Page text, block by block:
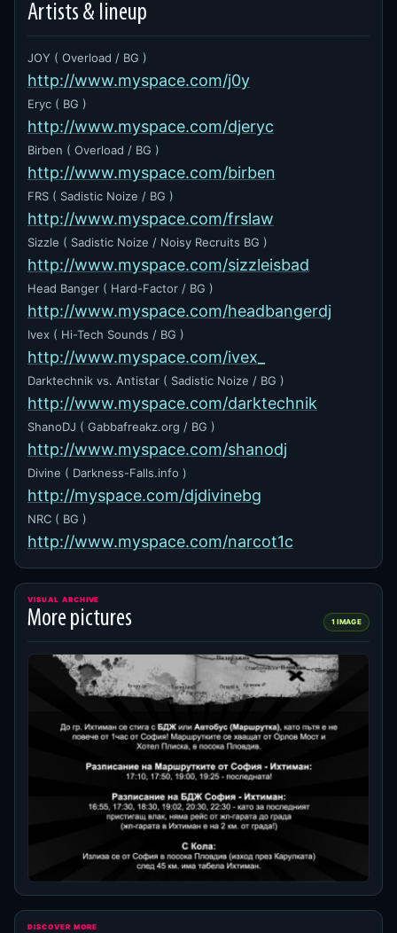
Artists & lineup
JOY ( Overload / BG )
http://www.myspace.com/j0y
Eryc ( BG )
http://www.myspace.com/djeryc
Birben ( Overload / BG )
http://www.myspace.com/birben
FRS ( Sadistic Noize / BG )
http://www.myspace.com/frslaw
Sizzle ( Sadistic Noize / Noisy Recruits BG )
http://www.myspace.com/sizzleisbad
Head Banger ( Hard-Factor / BG )
http://www.myspace.com/headbangerdj
Ivex ( Hi-Tech Sounds / BG )
http://www.myspace.com/ivex_
Darktechnik vs. Antistar ( Sadistic Noize / BG )
http://www.myspace.com/darktechnik
ShanoDJ ( Gabbafreakz.org / BG )
http://www.myspace.com/shanodj
Divine ( Darkness-Falls.info )
http://myspace.com/djdivinebg
NRC ( BG )
http://www.myspace.com/narcot1c
VISUAL ARCHIVE
More pictures 1 IMAGE
DISCOVER MORE